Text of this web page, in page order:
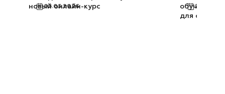
05.05.2026
новый онлайн-курс
обучающую
для